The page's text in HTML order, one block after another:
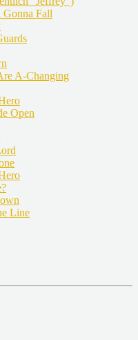
Gonna Fall
A-Changing
Open
Line